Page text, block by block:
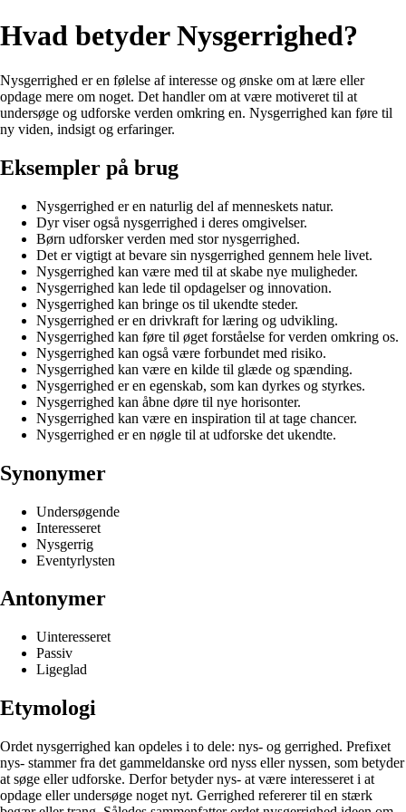
Hvad betyder Nysgerrighed?
Nysgerrighed er en følelse af interesse og ønske om at lære eller
opdage mere om noget. Det handler om at være motiveret til at
undersøge og udforske verden omkring en. Nysgerrighed kan føre til
ny viden, indsigt og erfaringer.
Eksempler på brug
Nysgerrighed er en naturlig del af menneskets natur.
Dyr viser også nysgerrighed i deres omgivelser.
Børn udforsker verden med stor nysgerrighed.
Det er vigtigt at bevare sin nysgerrighed gennem hele livet.
Nysgerrighed kan være med til at skabe nye muligheder.
Nysgerrighed kan lede til opdagelser og innovation.
Nysgerrighed kan bringe os til ukendte steder.
Nysgerrighed er en drivkraft for læring og udvikling.
Nysgerrighed kan føre til øget forståelse for verden omkring os.
Nysgerrighed kan også være forbundet med risiko.
Nysgerrighed kan være en kilde til glæde og spænding.
Nysgerrighed er en egenskab, som kan dyrkes og styrkes.
Nysgerrighed kan åbne døre til nye horisonter.
Nysgerrighed kan være en inspiration til at tage chancer.
Nysgerrighed er en nøgle til at udforske det ukendte.
Synonymer
Undersøgende
Interesseret
Nysgerrig
Eventyrlysten
Antonymer
Uinteresseret
Passiv
Ligeglad
Etymologi
Ordet nysgerrighed kan opdeles i to dele: nys- og gerrighed. Prefixet
nys- stammer fra det gammeldanske ord nyss eller nyssen, som betyder
at søge eller udforske. Derfor betyder nys- at være interesseret i at
opdage eller undersøge noget nyt. Gerrighed refererer til en stærk